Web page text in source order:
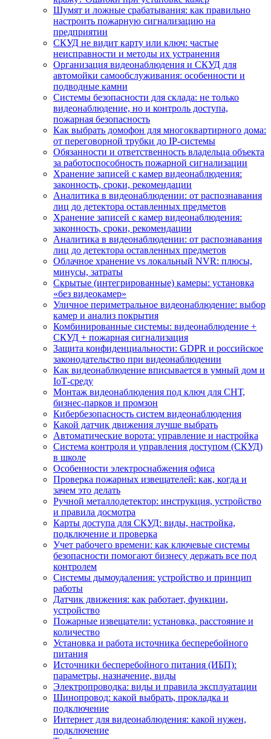
Шумят и ложные срабатывания: как правильно
настроить пожарную сигнализацию на
предприятии
СКУД не видит карту или ключ: частые
неисправности и методы их устранения
Организация видеонаблюдения и СКУД для
автомойки самообслуживания: особенности и
подводные камни
Системы безопасности для склада: не только
видеонаблюдение, но и контроль доступа,
пожарная безопасность
Как выбрать домофон для многоквартирного дома:
от переговорной трубки до IP-системы
Обязанности и ответственность владельца объекта
за работоспособность пожарной сигнализации
Хранение записей с камер видеонаблюдения:
законность, сроки, рекомендации
Аналитика в видеонаблюдении: от распознавания
лиц до детектора оставленных предметов
Хранение записей с камер видеонаблюдения:
законность, сроки, рекомендации
Аналитика в видеонаблюдении: от распознавания
лиц до детектора оставленных предметов
Облачное хранение vs локальный NVR: плюсы,
минусы, затраты
Скрытые (интегрированные) камеры: установка
«без видеокамер»
Уличное периметральное видеонаблюдение: выбор
камер и анализ покрытия
Комбинированные системы: видеонаблюдение +
СКУД + пожарная сигнализация
Защита конфиденциальности: GDPR и российское
законодательство при видеонаблюдении
Как видеонаблюдение вписывается в умный дом и
IoT‑среду
Монтаж видеонаблюдения под ключ для СНТ,
бизнес‑парков и промзон
Кибербезопасность систем видеонаблюдения
Какой датчик движения лучше выбрать
Автоматические ворота: управление и настройка
Система контроля и управления доступом (СКУД)
в школе
Особенности электроснабжения офиса
Проверка пожарных извещателей: как, когда и
зачем это делать
Ручной металлодетектор: инструкция, устройство
и правила досмотра
Карты доступа для СКУД: виды, настройка,
подключение и проверка
Учет рабочего времени: как ключевые системы
безопасности помогают бизнесу держать все под
контролем
Системы дымоудаления: устройство и принцип
работы
Датчик движения: как работает, функции,
устройство
Пожарные извещатели: установка, расстояние и
количество
Установка и работа источника бесперебойного
питания
Источники бесперебойного питания (ИБП):
параметры, назначение, виды
Электропроводка: виды и правила эксплуатации
Шинопровод: какой выбрать, прокладка и
подключение
Интернет для видеонаблюдения: какой нужен,
подключение